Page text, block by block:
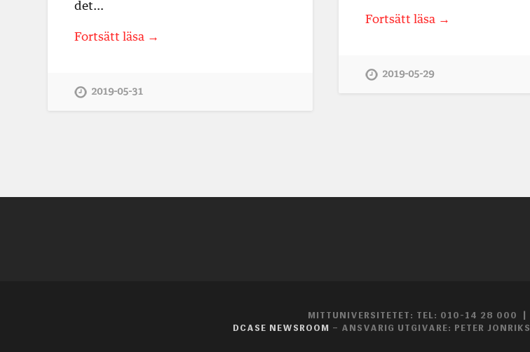
det…
Fortsätt läsa →
2019-05-31
Fortsätt läsa →
2019-05-29
MITTUNIVERSITETET: TEL: 010-14 28 000 |
DCASE NEWSROOM – ANSVARIG UTGIVARE: PETER